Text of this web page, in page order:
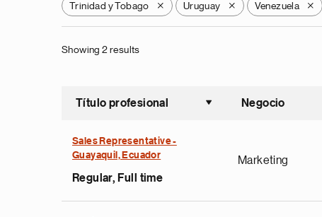
Trinidad y Tobago X Uruguay X Venezuela X
Showing 2 results
Título profesional
Ordenar
Negocio
Sales Representative -
Guayaquil, Ecuador
Regular, Full time
Marketing